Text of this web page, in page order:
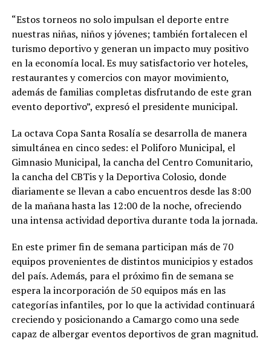
“Estos torneos no solo impulsan el deporte entre
nuestras niñas, niños y jóvenes; también fortalecen el
turismo deportivo y generan un impacto muy positivo
en la economía local. Es muy satisfactorio ver hoteles,
restaurantes y comercios con mayor movimiento,
además de familias completas disfrutando de este gran
evento deportivo”, expresó el presidente municipal.
La octava Copa Santa Rosalía se desarrolla de manera
simultánea en cinco sedes: el Poliforo Municipal, el
Gimnasio Municipal, la cancha del Centro Comunitario,
la cancha del CBTis y la Deportiva Colosio, donde
diariamente se llevan a cabo encuentros desde las 8:00
de la mañana hasta las 12:00 de la noche, ofreciendo
una intensa actividad deportiva durante toda la jornada.
En este primer fin de semana participan más de 70
equipos provenientes de distintos municipios y estados
del país. Además, para el próximo fin de semana se
espera la incorporación de 50 equipos más en las
categorías infantiles, por lo que la actividad continuará
creciendo y posicionando a Camargo como una sede
capaz de albergar eventos deportivos de gran magnitud.